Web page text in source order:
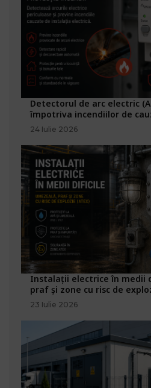
Detectorul de arc electric
împotriva incendiilor de
24 Iulie 2026
Instalații electrice în medii
praf și zone cu risc de
23 Iulie 2026